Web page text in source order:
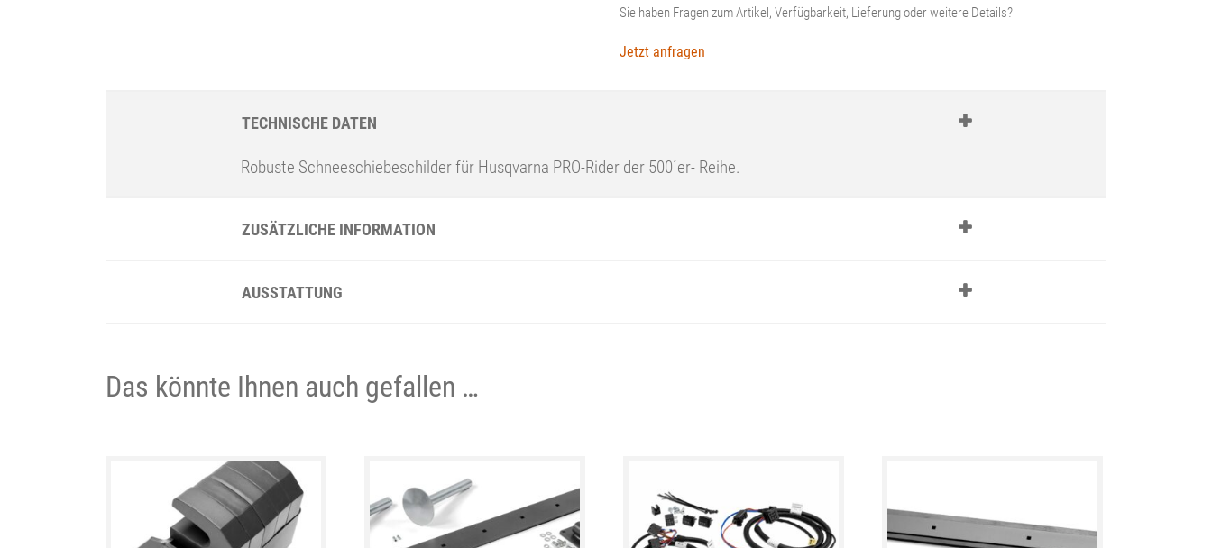
Menge
Sie haben Fragen zum Artikel, Verfügbarkeit, Lieferung oder weitere Details?
Jetzt anfragen
TECHNISCHE DATEN
Robuste Schneeschiebeschilder für Husqvarna PRO-Rider der 500´er- Reihe.
ZUSÄTZLICHE INFORMATION
AUSSTATTUNG
Das könnte Ihnen auch gefallen …